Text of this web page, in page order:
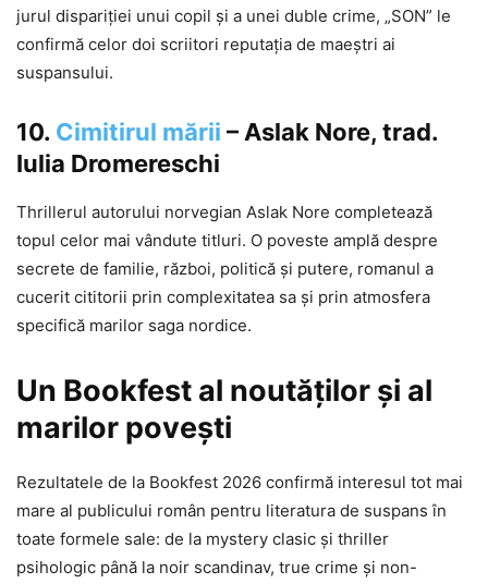
jurul dispariției unui copil și a unei duble crime, „SON” le
confirmă celor doi scriitori reputația de maeștri ai
suspansului.
10. Cimitirul mării – Aslak Nore, trad.
Iulia Dromereschi
Thrillerul autorului norvegian Aslak Nore completează
topul celor mai vândute titluri. O poveste amplă despre
secrete de familie, război, politică și putere, romanul a
cucerit cititorii prin complexitatea sa și prin atmosfera
specifică marilor saga nordice.
Un Bookfest al noutăților și al
marilor povești
Rezultatele de la Bookfest 2026 confirmă interesul tot mai
mare al publicului român pentru literatura de suspans în
toate formele sale: de la mystery clasic și thriller
psihologic până la noir scandinav, true crime și non-